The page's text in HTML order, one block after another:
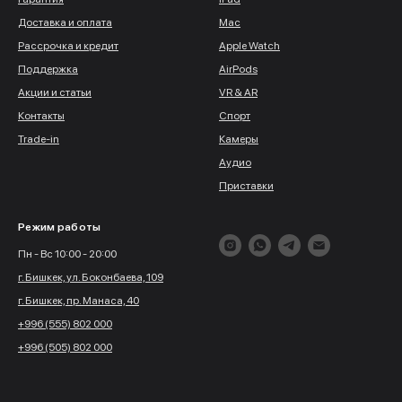
Доставка и оплата
Рассрочка и кредит
Поддержка
Акции и статьи
Контакты
Trade-in
Mac
Apple Watch
AirPods
VR & AR
Спорт
Камеры
Аудио
Приставки
Режим работы
Пн - Вс 10:00 - 20:00
г. Бишкек, ул. Боконбаева, 109
г. Бишкек, пр. Манаса, 40
+996 (555) 802 000
+996 (505) 802 000